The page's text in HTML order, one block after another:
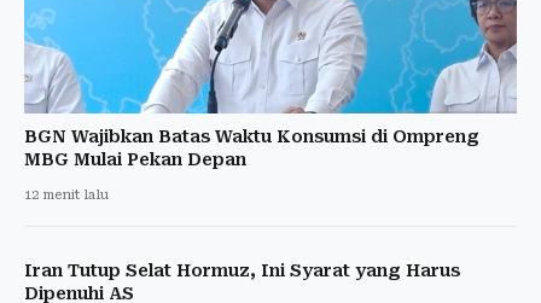
BGN Wajibkan Batas Waktu Konsumsi di Ompreng
MBG Mulai Pekan Depan
12 menit lalu
Iran Tutup Selat Hormuz, Ini Syarat yang Harus
Dipenuhi AS